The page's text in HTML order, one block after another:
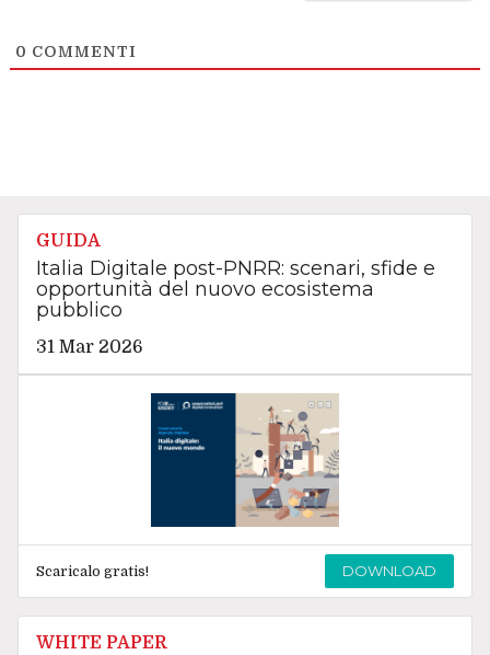
0 COMMENTI
GUIDA
Italia Digitale post-PNRR: scenari, sfide e
opportunità del nuovo ecosistema
pubblico
31 Mar 2026
Scaricalo gratis! DOWNLOAD
WHITE PAPER